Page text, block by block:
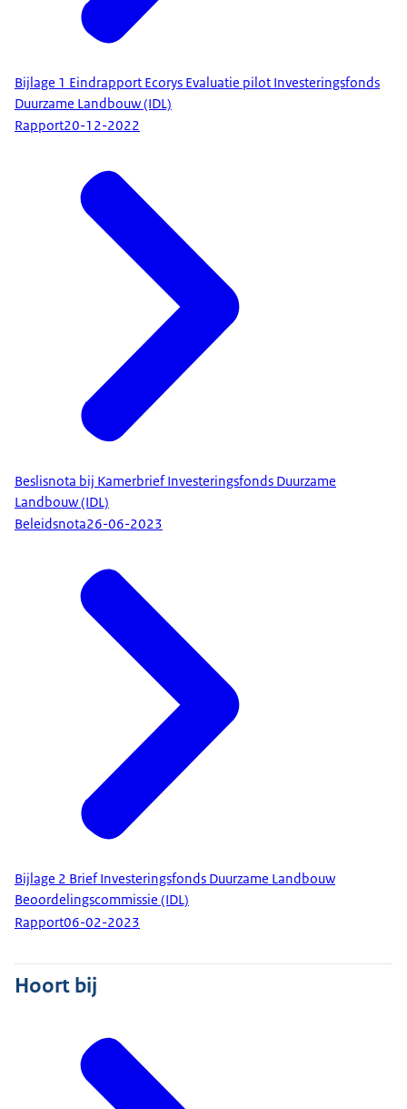
Bijlage 1 Eindrapport Ecorys Evaluatie pilot Investeringsfonds
Duurzame Landbouw (IDL)
Rapport20-12-2022
Beslisnota bij Kamerbrief Investeringsfonds Duurzame
Landbouw (IDL)
Beleidsnota26-06-2023
Bijlage 2 Brief Investeringsfonds Duurzame Landbouw
Beoordelingscommissie (IDL)
Rapport06-02-2023
Hoort bij